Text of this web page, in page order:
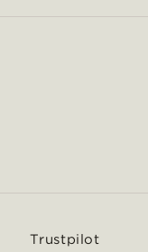
Trustpilot